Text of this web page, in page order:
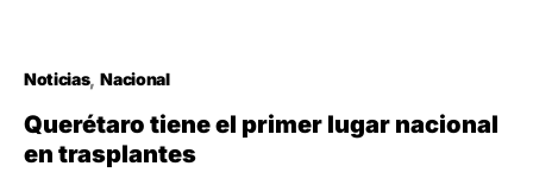
Noticias Nacional
Querétaro tiene el primer lugar nacional
en trasplantes